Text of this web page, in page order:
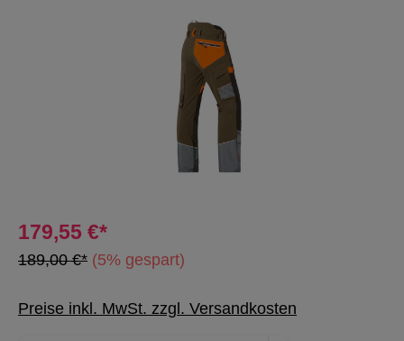
179,55 €*
189,00 €* (5% gespart)
Preise inkl. MwSt. zzgl. Versandkosten